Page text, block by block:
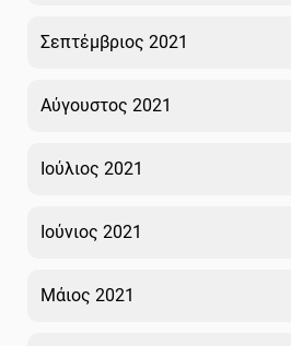
Σεπτέμβριος 2021
Αύγουστος 2021
Ιούλιος 2021
Ιούνιος 2021
Μάιος 2021